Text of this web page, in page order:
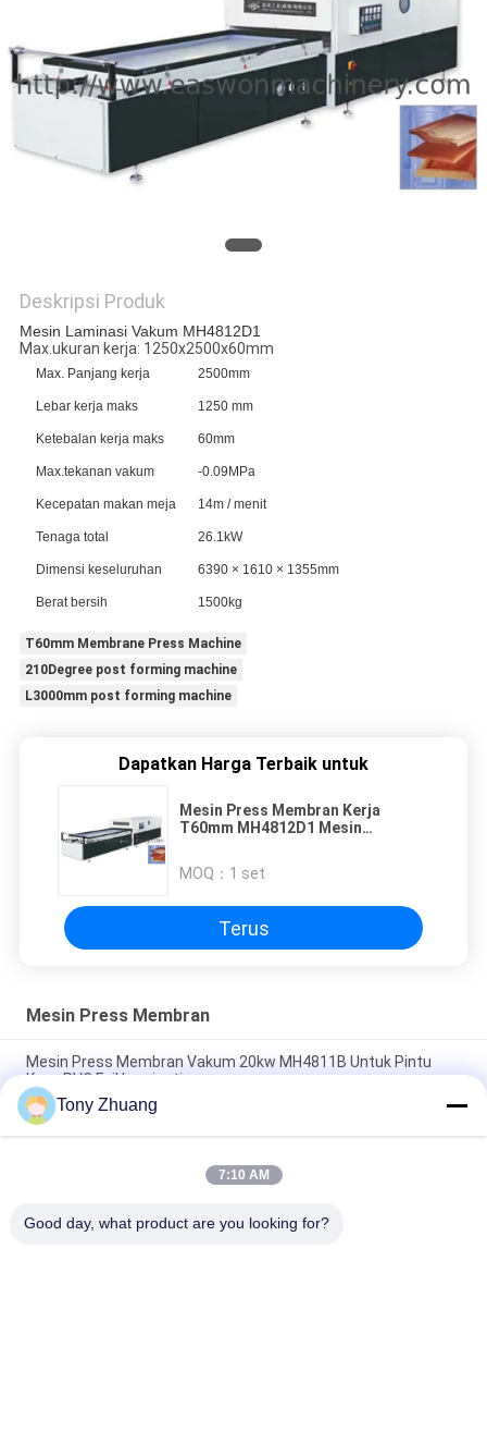
Deskripsi Produk
Mesin Laminasi Vakum MH4812D1
Max.ukuran kerja: 1250x2500x60mm
Max. Panjang kerja 2500mm
Lebar kerja maks 1250 mm
Ketebalan kerja maks 60mm
Max.tekanan vakum -0.09MPa
Kecepatan makan meja 14m / menit
Tenaga total 26.1kW
Dimensi keseluruhan 6390 × 1610 × 1355mm
Berat bersih 1500kg
T60mm Membrane Press Machine
210Degree post forming machine
L3000mm post forming machine
Dapatkan Harga Terbaik untuk
Mesin Press Membran Kerja
T60mm MH4812D1 Mesin
MOQ： 1 set
Terus
Mesin Press Membran
Mesin Press Membran Vakum 20kw MH4811B Untuk Pintu
Kayu PVC Foil Laminating
Mesin Press Membran Kerja T60mm MH4812D1 Mesin
Laminating Vakum
Mesin Press Membran 210 Derajat L3000mm MDK5531 NC
Tony Zhuang
7:10 AM
Good day, what product are you looking for?